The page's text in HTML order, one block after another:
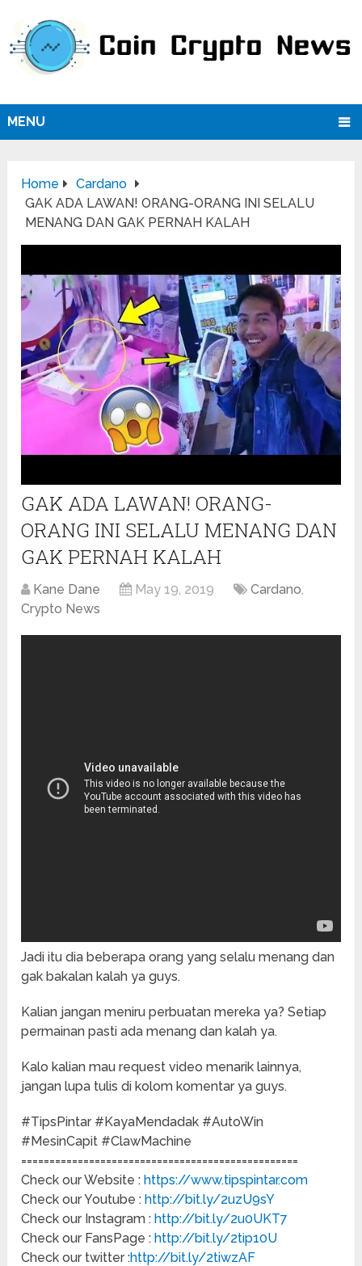
MENU
Home
Cardano
GAK ADA LAWAN! ORANG-ORANG INI SELALU
MENANG DAN GAK PERNAH KALAH
GAK ADA LAWAN! ORANG-
ORANG INI SELALU MENANG DAN
GAK PERNAH KALAH
Kane Dane May 19, 2019 Cardano,
Crypto News
Jadi itu dia beberapa orang yang selalu menang dan
gak bakalan kalah ya guys.
Kalian jangan meniru perbuatan mereka ya? Setiap
permainan pasti ada menang dan kalah ya.
Kalo kalian mau request video menarik lainnya,
jangan lupa tulis di kolom komentar ya guys.
#TipsPintar #KayaMendadak #AutoWin
#MesinCapit #ClawMachine
=================================================
Check our Website :https://www.tipspintar.com
Check our Youtube :http://bit.ly/2uzU9sY
Check our Instagram :http://bit.ly/2u0UKT7
Check our FansPage :http://bit.ly/2tip10U
Check our twitter :http://bit.ly/2tiwzAF